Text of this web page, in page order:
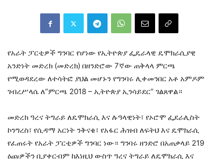
የአራት ፓርቲዎች ግንባር የሆነው የኢትዮጵያ ፌዴራላዊ ዴሞክራሲያዊ
አንድነት መድረክ (መድረክ) በዘንድሮው 7ኛው ጠቅላላ ምርጫ
የሚወዳደረው ለተሳትፎ ያህል መሆኑን የግንባሩ ሊቀመንበር አቶ አምዶም
ገብረሥላሴ ለ“ምርጫ 2018 – ኢትዮጵያ ኢንሳይደር” ገልጸዋል።
መድረክ ዓረና ትግራይ ለዴሞክራሲ እና ሉዓላዊነት፣ የኦሮሞ ፌደራሊስት
ኮንግረስ፣ የሲዳማ አርነት ንቅናቄ፣ የአፋር ሕዝብ ለፍትህ እና ዴሞክራሲ
የፈጠሩት የአራት ፓርቲዎች ግንባር ነው። ግንባሩ ዘንድሮ በአጠቃላይ 219
ዕጩዎችን ቢያቀርብም ከእነዚህ ውስጥ ዓረና ትግራይ ለዴሞክራሲ እና